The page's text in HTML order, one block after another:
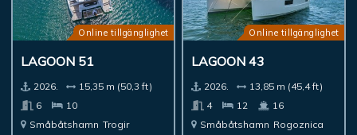
Online tillgänglighet
LAGOON 51
2026.
15,35 m (50,3 ft)
6
10
Småbåtshamn Trogir
Online tillgänglighet
LAGOON 43
2026.
13,85 m (45,4 ft)
4
12
16
Småbåtshamn Rogoznica